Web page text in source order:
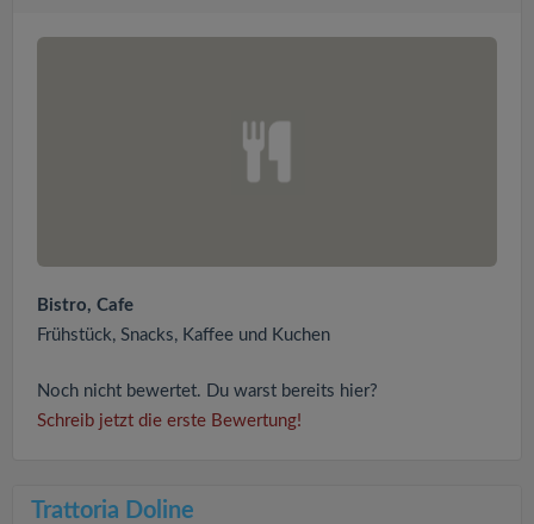
Bistro, Cafe
Frühstück, Snacks, Kaffee und Kuchen
Noch nicht bewertet. Du warst bereits hier?
Schreib jetzt die erste Bewertung!
Trattoria Doline